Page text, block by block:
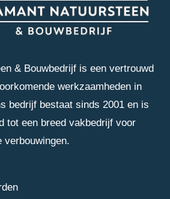
& Bouwbedrijf is een vertrouwd
werkzaamheden in
bedrijf bestaat sinds 2001 en is
tot een breed vakbedrijf voor
verbouwingen.